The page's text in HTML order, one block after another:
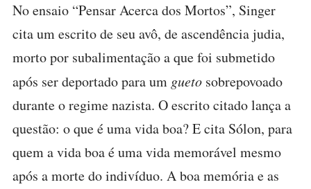
No ensaio “Pensar Acerca dos Mortos”, Singer
cita um escrito de seu avô, de ascendência judia,
morto por subalimentação a que foi submetido
após ser deportado para um gueto sobrepovoado
durante o regime nazista. O escrito citado lança a
questão: o que é uma vida boa? E cita Sólon, para
quem a vida boa é uma vida memorável mesmo
após a morte do indivíduo. A boa memória e as